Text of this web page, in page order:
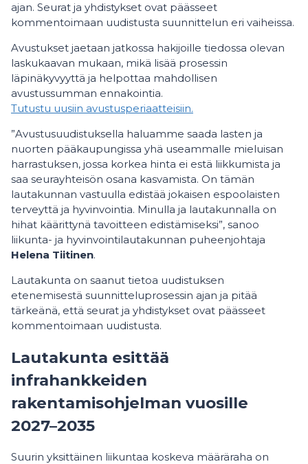
ajan. Seurat ja yhdistykset ovat päässeet
kommentoimaan uudistusta suunnittelun eri vaiheissa.
Avustukset jaetaan jatkossa hakijoille tiedossa olevan
laskukaavan mukaan, mikä lisää prosessin
läpinäkyvyyttä ja helpottaa mahdollisen
avustussumman ennakointia.
Tutustu uusiin avustusperiaatteisiin.
”Avustusuudistuksella haluamme saada lasten ja
nuorten pääkaupungissa yhä useammalle mieluisan
harrastuksen, jossa korkea hinta ei estä liikkumista ja
saa seurayhteisön osana kasvamista. On tämän
lautakunnan vastuulla edistää jokaisen espoolaisten
terveyttä ja hyvinvointia. Minulla ja lautakunnalla on
hihat käärittynä tavoitteen edistämiseksi”, sanoo
liikunta- ja hyvinvointilautakunnan puheenjohtaja
Helena Tiitinen.
Lautakunta on saanut tietoa uudistuksen
etenemisestä suunnitteluprosessin ajan ja pitää
tärkeänä, että seurat ja yhdistykset ovat päässeet
kommentoimaan uudistusta.
Lautakunta esittää
infrahankkeiden
rakentamisohjelman vuosille
2027–2035
Suurin yksittäinen liikuntaa koskeva määräraha on